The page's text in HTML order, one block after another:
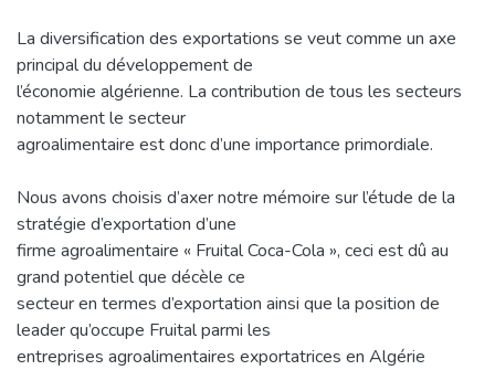
La diversification des exportations se veut comme un axe
principal du développement de
l’économie algérienne. La contribution de tous les secteurs
notamment le secteur
agroalimentaire est donc d’une importance primordiale.
Nous avons choisis d’axer notre mémoire sur l’étude de la
stratégie d’exportation d’une
firme agroalimentaire « Fruital Coca-Cola », ceci est dû au
grand potentiel que décèle ce
secteur en termes d’exportation ainsi que la position de
leader qu’occupe Fruital parmi les
entreprises agroalimentaires exportatrices en Algérie